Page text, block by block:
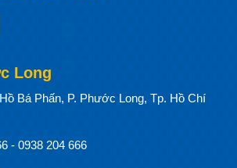
Long
Bá Phấn, P. Phước Long, Tp. Hồ Chí
- 0938 204 666